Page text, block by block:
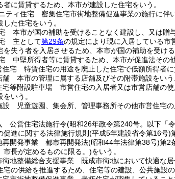
者に賃貸するため、本市が建設した住宅をいう。
ティ住宅 密集住宅市街地整備促進事業の施行に伴
した住宅をいう。
本市が国の補助を受けることなく建設し、又は贈
主として第29条の規定により現に入居している市
を失う者を入居させるため、本市が国の補助を受け
中堅所得者等に賃貸するため、本市が促進法その
住宅 特賃住宅の用途を廃止した住宅で低額所得者に
舗 本市の管理に属する店舗及びその附帯施設をいう
宅等附設駐車場 市営住宅の入居者又は市営店舗の
いう。
設 児童遊園、集会所、管理事務所その他市営住宅
公営住宅法施行令(昭和26年政令第240号。以下「
促進に関する法律施行規則 (平成5年建設省令第16号)
再開発事業 都市再開発法(昭和44年法律第38号)第2
市長が定めるものに限る。)をいう。
街地整備総合支援事業 既成市街地において快適な
宅の供給を推進するため、住宅等の建設、公共施設